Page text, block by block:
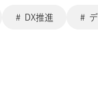
DX推進